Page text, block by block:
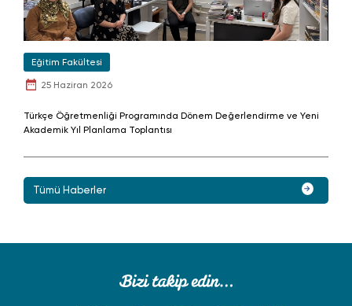
Eğitim Fakültesi
25 Haziran 2026
Türkçe Öğretmenliği Programında Dönem Değerlendirme ve Yeni
Akademik Yıl Planlama Toplantısı
Tümü Haberler